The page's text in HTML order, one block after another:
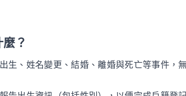
？
生、姓名變更、結婚、離婚與死亡等事件，